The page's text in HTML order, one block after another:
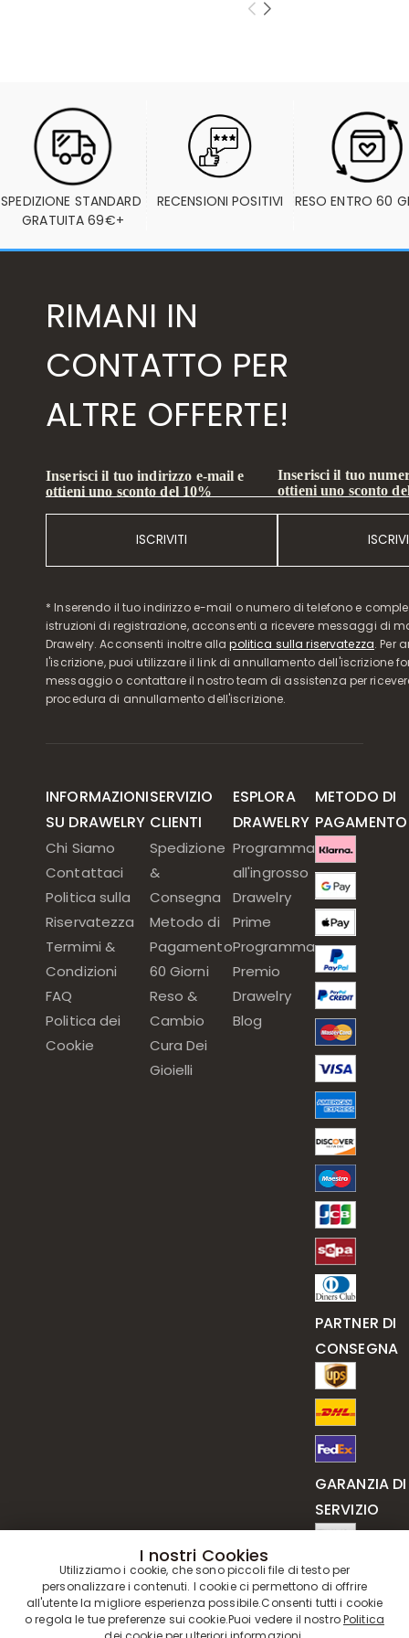
SPEDIZIONE STANDARD
GRATUITA 69€+
RECENSIONI POSITIVI RESO ENTRO 60
RIMANI IN
CONTATTO PER
ALTRE OFFERTE!
Inserisci il tuo indirizzo e-mail e
ottieni uno sconto del 10%
ISCRIVITI
Inserisci il tuo
ottieni uno sconto
* Inserendo il tuo indirizzo e-mail o numero di telefono e
istruzioni di registrazione, acconsenti a ricevere messaggi di
Drawelry. Acconsenti inoltre allapolitica sulla riservatezza. Per
l'iscrizione, puoi utilizzare il link di annullamento dell'iscrizione
messaggio o contattare il nostro team di assistenza per
procedura di annullamento dell'iscrizione.
INFORMAZIONI
SU DRAWELRY
Chi Siamo
Contattaci
Politica sulla
Riservatezza
Termimi &
Condizioni
FAQ
Politica dei
Cookie
SERVIZIO
CLIENTI
Spedizione
&
Consegna
Metodo di
Pagamento
60 Giorni
Reso &
Cambio
Cura Dei
Gioielli
ESPLORA
DRAWELRY
Programma
all'ingrosso
Drawelry
Prime
Programma
Premio
Drawelry
Blog
METODO DI
PAGAMENTO
PARTNER DI
CONSEGNA
GARANZIA DI
SERVIZIO
I nostri Cookies
Utilizziamo i cookie, che sono piccoli file di testo per
personalizzare i contenuti. I cookie ci permettono di offrire
all'utente la migliore esperienza possibile.Consenti tutti i cookie
o regola le tue preferenze sui cookie.Puoi vedere il nostroPolitica